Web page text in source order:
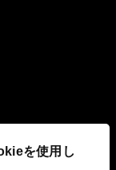
を使用し